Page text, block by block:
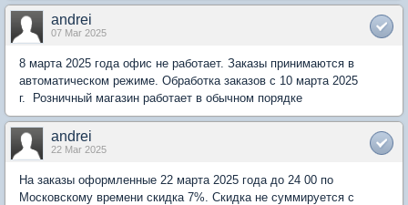
andrei
07 Mar 2025
8 марта 2025 года офис не работает. Заказы принимаются в
автоматическом режиме. Обработка заказов с 10 марта 2025
г. Розничный магазин работает в обычном порядке
andrei
22 Mar 2025
На заказы оформленные 22 марта 2025 года до 24 00 по
Московскому времени скидка 7%. Скидка не суммируется с